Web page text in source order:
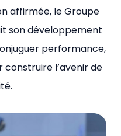
affirmée, le Groupe
son développement
performance,
l’avenir de